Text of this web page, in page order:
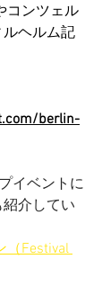
コンツェル
ルヘルム記
berlin-
イベントに
介してい
（Festival